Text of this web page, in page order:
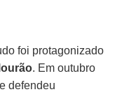
foi protagonizado
. Em outubro
defendeu